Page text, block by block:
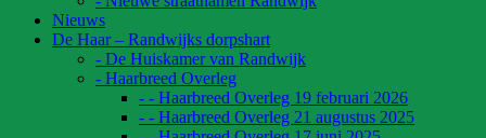
Nieuws
De Haar – Randwijks dorpshart
- De Huiskamer van Randwijk
- Haarbreed Overleg
- - Haarbreed Overleg 19 februari 2026
- - Haarbreed Overleg 21 augustus 2025